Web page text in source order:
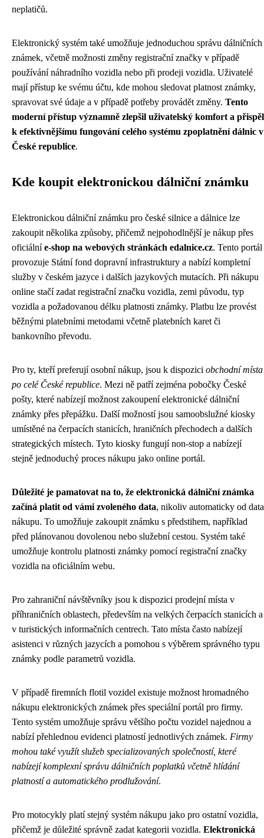
neplatičů.
Elektronický systém také umožňuje jednoduchou správu dálničních
známek, včetně možnosti změny registrační značky v případě
používání náhradního vozidla nebo při prodeji vozidla. Uživatelé
mají přístup ke svému účtu, kde mohou sledovat platnost známky,
spravovat své údaje a v případě potřeby provádět změny. Tento
moderní přístup významně zlepšil uživatelský komfort a přispěl
k efektivnějšímu fungování celého systému zpoplatnění dálnic v
České republice.
Kde koupit elektronickou dálniční známku
Elektronickou dálniční známku pro české silnice a dálnice lze
zakoupit několika způsoby, přičemž nejpohodlnější je nákup přes
oficiálníe-shop na webových stránkách edalnice.cz. Tento portál
provozuje Státní fond dopravní infrastruktury a nabízí kompletní
služby v českém jazyce i dalších jazykových mutacích. Při nákupu
online stačí zadat registrační značku vozidla, zemi původu, typ
vozidla a požadovanou délku platnosti známky. Platbu lze provést
běžnými platebními metodami včetně platebních karet či
bankovního převodu.
Pro ty, kteří preferují osobní nákup, jsou k dispozici obchodní místa
po celé České republice. Mezi ně patří zejména pobočky České
pošty, které nabízejí možnost zakoupení elektronické dálniční
známky přes přepážku. Další možností jsou samoobslužné kiosky
umístěné na čerpacích stanicích, hraničních přechodech a dalších
strategických místech. Tyto kiosky fungují non-stop a nabízejí
stejně jednoduchý proces nákupu jako online portál.
Důležité je pamatovat na to, že elektronická dálniční známka
začíná platit od vámi zvoleného data, nikoliv automaticky od data
nákupu. To umožňuje zakoupit známku s předstihem, například
před plánovanou dovolenou nebo služební cestou. Systém také
umožňuje kontrolu platnosti známky pomocí registrační značky
vozidla na oficiálním webu.
Pro zahraniční návštěvníky jsou k dispozici prodejní místa v
příhraničních oblastech, především na velkých čerpacích stanicích a
v turistických informačních centrech. Tato místa často nabízejí
asistenci v různých jazycích a pomohou s výběrem správného typu
známky podle parametrů vozidla.
V případě firemních flotil vozidel existuje možnost hromadného
nákupu elektronických známek přes speciální portál pro firmy.
Tento systém umožňuje správu většího počtu vozidel najednou a
nabízí přehlednou evidenci platností jednotlivých známek. Firmy
mohou také využít služeb specializovaných společností, které
nabízejí komplexní správu dálničních poplatků včetně hlídání
platností a automatického prodlužování.
Pro motocykly platí stejný systém nákupu jako pro ostatní vozidla,
přičemž je důležité správně zadat kategorii vozidla. Elektronická